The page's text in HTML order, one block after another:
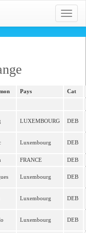
Toggle
Pays Cat
LUXEMBOURG DEB
Luxembourg DEB
FRANCE DEB
Luxembourg DEB
Luxembourg DEB
Luxembourg DEB